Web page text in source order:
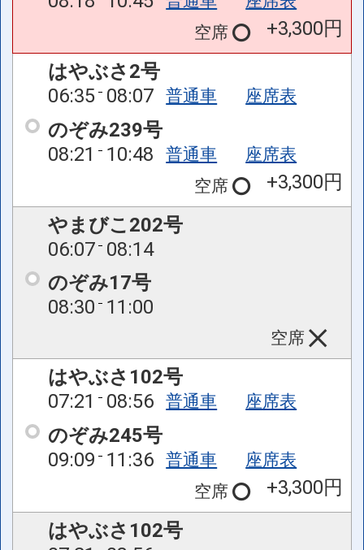
空席
+3,300円
はやぶさ2号
06:35 08:07 普通車 座席表
のぞみ239号
08:21
10:48 普通車
座席表
空席
+3,300円
やまびこ202号
06:07 08:14
のぞみ17号
08:30 11:00
空席
はやぶさ102号
07:21
08:56 普通車 座席表
のぞみ245号
09:09 11:36 普通車
座席表
空席
+3,300円
はやぶさ102号